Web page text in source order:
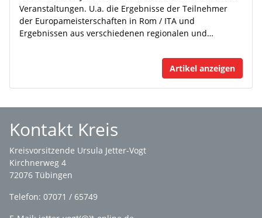
Veranstaltungen. U.a. die Ergebnisse der Teilnehmer
der Europameisterschaften in Rom / ITA und
Ergebnissen aus verschiedenen regionalen und…
Artikel anzeigen
Kontakt Kreis
Kreisvorsitzende Ursula Jetter-Vogt
Kirchnerweg 4
72076 Tübingen
Telefon: 07071 / 65749